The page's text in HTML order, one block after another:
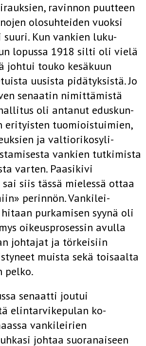
ravinnon puutteen
olosuhteiden vuoksi
suuri. Kun vankien luku­
lopussa 1918 silti oli vielä
johtui touko­ kesäkuun
uusista pidätyksistä. Jo
senaatin nimittämistä
oli antanut eduskun-
erityisten tuomioistuimien,
ja valtiori­kosyli-
vankien tutkimista
var­ten. Paasikivi
siis tässä mielessä ottaa
perinnön. Vankilei-
purkamisen syynä oli
oikeusprosessin avulla
johtajat ja törkei­siin
muista sekä toisaalta
pelko.
senaatti joutui
elintarvikepulan ko­
vankileirien
johtaa suoranai­seen